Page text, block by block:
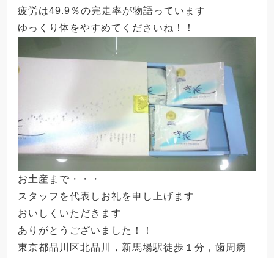
疲労は49.9％の完走率が物語っています
ゆっくり体をやすめてくださいね！！
お土産まで・・・
スタッフを代表しお礼を申し上げます
おいしくいただきます
ありがとうございました！！
東京都品川区北品川，新馬場駅徒歩１分，歯周病